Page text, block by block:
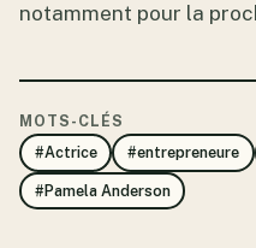
notamment pour la
MOTS-CLÉS
#Actrice
#entrepreneure
#Pamela Anderson